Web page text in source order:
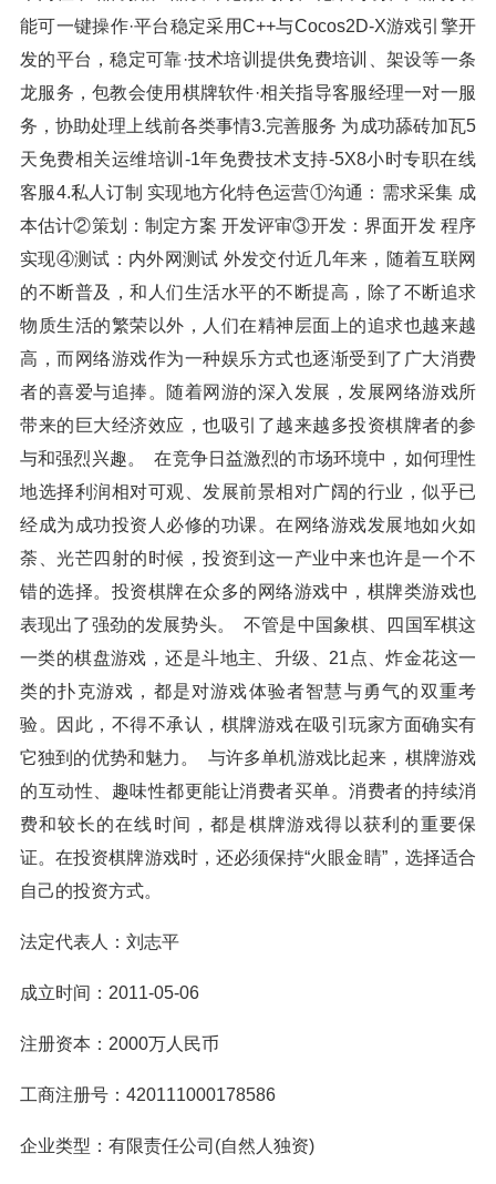
能可一键操作·平台稳定采用C++与Cocos2D-X游戏引擎开
发的平台，稳定可靠·技术培训提供免费培训、架设等一条
龙服务，包教会使用棋牌软件·相关指导客服经理一对一服
务，协助处理上线前各类事情3.完善服务 为成功舔砖加瓦5
天免费相关运维培训-1年免费技术支持-5X8小时专职在线
客服4.私人订制 实现地方化特色运营①沟通：需求采集 成
本估计②策划：制定方案 开发评审③开发：界面开发 程序
实现④测试：内外网测试 外发交付近几年来，随着互联网
的不断普及，和人们生活水平的不断提高，除了不断追求
物质生活的繁荣以外，人们在精神层面上的追求也越来越
高，而网络游戏作为一种娱乐方式也逐渐受到了广大消费
者的喜爱与追捧。随着网游的深入发展，发展网络游戏所
带来的巨大经济效应，也吸引了越来越多投资棋牌者的参
与和强烈兴趣。 在竞争日益激烈的市场环境中，如何理性
地选择利润相对可观、发展前景相对广阔的行业，似乎已
经成为成功投资人必修的功课。在网络游戏发展地如火如
荼、光芒四射的时候，投资到这一产业中来也许是一个不
错的选择。投资棋牌在众多的网络游戏中，棋牌类游戏也
表现出了强劲的发展势头。 不管是中国象棋、四国军棋这
一类的棋盘游戏，还是斗地主、升级、21点、炸金花这一
类的扑克游戏，都是对游戏体验者智慧与勇气的双重考
验。因此，不得不承认，棋牌游戏在吸引玩家方面确实有
它独到的优势和魅力。 与许多单机游戏比起来，棋牌游戏
的互动性、趣味性都更能让消费者买单。消费者的持续消
费和较长的在线时间，都是棋牌游戏得以获利的重要保
证。在投资棋牌游戏时，还必须保持“火眼金睛”，选择适合
自己的投资方式。
法定代表人：刘志平
成立时间：2011-05-06
注册资本：2000万人民币
工商注册号：420111000178586
企业类型：有限责任公司(自然人独资)